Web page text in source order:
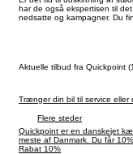
har de også ekspertisen til
nedsatte og kampagner. Du
Aktuelle tilbud fra Quickpoint
Trænger din bil til service eller
Flere steder
Quickpoint er en danskejet
meste af Danmark. Du får 10% rabat på alle
eller montering af nyt batteri.
Rabat 10%